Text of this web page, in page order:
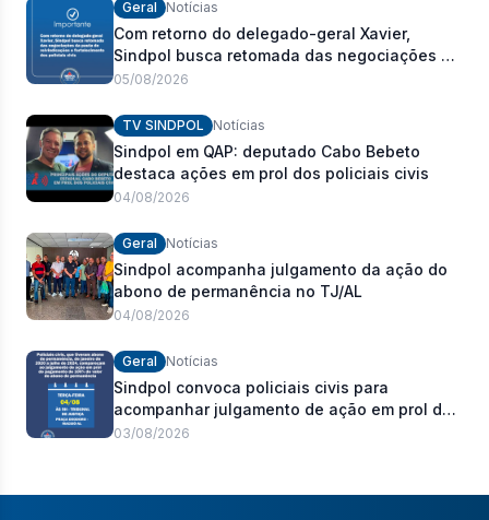
Geral Notícias
Com retorno do delegado-geral Xavier,
Sindpol busca retomada das negociações da
pauta de reivindicações e fortalecimento dos
05/08/2026
TV SINDPOL Notícias
Sindpol em QAP: deputado Cabo Bebeto
destaca ações em prol dos policiais civis
04/08/2026
Geral Notícias
Sindpol acompanha julgamento da ação do
abono de permanência no TJ/AL
04/08/2026
Geral Notícias
Sindpol convoca policiais civis para
acompanhar julgamento de ação em prol do
pagamento de 100% do abono de
03/08/2026